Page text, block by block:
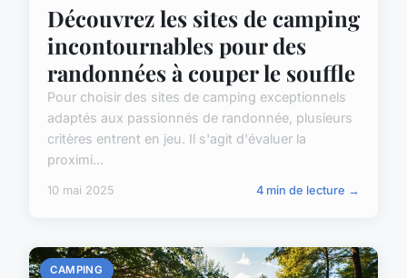
Découvrez les sites de camping
incontournables pour des
randonnées à couper le souffle
Pour choisir des sites de camping exceptionnels
adaptés aux passionnés de randonnée, plusieurs
critères entrent en jeu. Il s'agit d'évaluer la
proximi...
10 mai 2025 4 min de lecture →
CAMPING